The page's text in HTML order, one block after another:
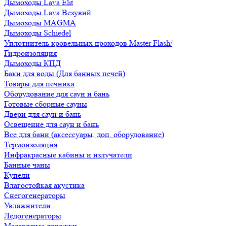
Дымоходы Lava Elit
Дымоходы Lava Везувий
Дымоходы MAGMA
Дымоходы Schiedel
Уплотнитель кровельных проходов Master Flash/
Гидроизоляция
Дымоходы КПД
Баки для воды (Для банных печей)
Товары для печника
Оборудование для саун и бань
Готовые сборные сауны
Двери для саун и бань
Освещение для саун и бань
Все для бани (аксессуары, доп. оборудование)
Термоизоляция
Инфракрасные кабины и излучатели
Банные чаны
Купели
Влагостойкая акустика
Снегогенераторы
Увлажнители
Лёдогенераторы